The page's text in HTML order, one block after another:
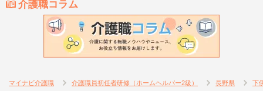
介護職コラム
マイナビ介護職 介護職員初任者研修（ホームヘルパー2級） 長野県 下